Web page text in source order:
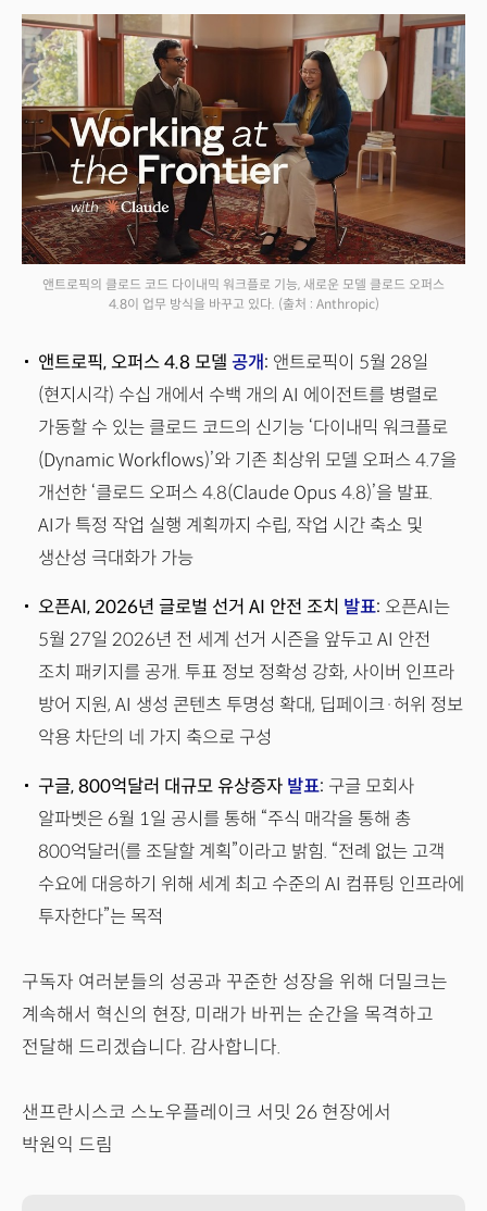
앤트로픽의 클로드 코드 다이내믹 워크플로 기능, 새로운 모델 클로드 오퍼스
4.8이 업무 방식을 바꾸고 있다. (출처 : Anthropic)
앤트로픽, 오퍼스 4.8 모델 공개: 앤트로픽이 5월 28일
(현지시각) 수십 개에서 수백 개의 AI 에이전트를 병렬로
가동할 수 있는 클로드 코드의 신기능 ‘다이내믹 워크플로
(Dynamic Workflows)’와 기존 최상위 모델 오퍼스 4.7을
개선한 ‘클로드 오퍼스 4.8(Claude Opus 4.8)’을 발표.
AI가 특정 작업 실행 계획까지 수립, 작업 시간 축소 및
생산성 극대화가 가능
오픈AI, 2026년 글로벌 선거 AI 안전 조치 발표: 오픈AI는
5월 27일 2026년 전 세계 선거 시즌을 앞두고 AI 안전
조치 패키지를 공개. 투표 정보 정확성 강화, 사이버 인프라
방어 지원, AI 생성 콘텐츠 투명성 확대, 딥페이크·허위 정보
악용 차단의 네 가지 축으로 구성
구글, 800억달러 대규모 유상증자 발표: 구글 모회사
알파벳은 6월 1일 공시를 통해 “주식 매각을 통해 총
800억달러(를 조달할 계획”이라고 밝힘. “전례 없는 고객
수요에 대응하기 위해 세계 최고 수준의 AI 컴퓨팅 인프라에
투자한다”는 목적
구독자 여러분들의 성공과 꾸준한 성장을 위해 더밀크는
계속해서 혁신의 현장, 미래가 바뀌는 순간을 목격하고
전달해 드리겠습니다. 감사합니다.
샌프란시스코 스노우플레이크 서밋 26 현장에서
박원익 드림